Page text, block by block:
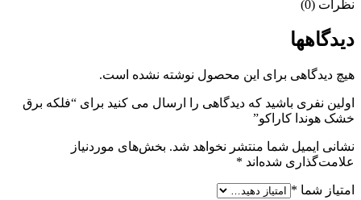
نظرات (0)
دیدگاهها
هیچ دیدگاهی برای این محصول نوشته نشده است.
اولین نفری باشید که دیدگاهی را ارسال می کنید برای “فلکه برق
خشک هوندا کاراکو”
نشانی ایمیل شما منتشر نخواهد شد. بخش‌های موردنیاز
علامت‌گذاری شده‌اند *
امتیاز شما *